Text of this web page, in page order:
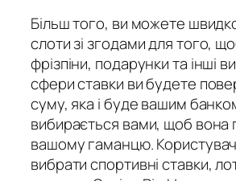
Більш того, ви можете
слоти зі згодами для того,
фрізпіни, подарунки та інші
сфери ставки ви будете
суму, яка і буде вашим
вибирається вами, щоб вона
вашому гаманцю.
вибрати спортивні ставки,